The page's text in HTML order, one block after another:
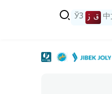
ق ز ЎЗ